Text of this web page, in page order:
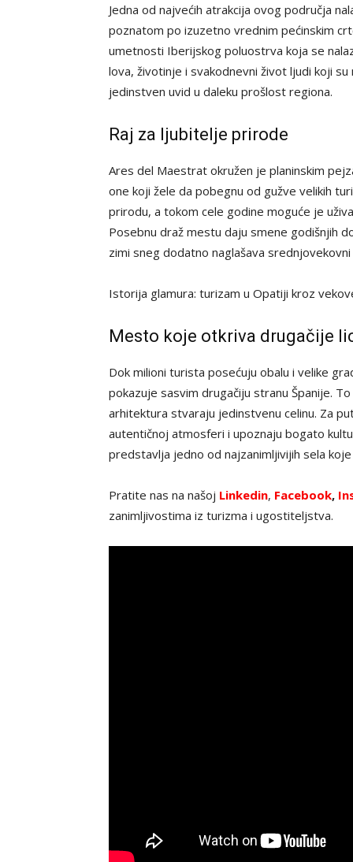
Jedna od najvećih atrakcija ovog područja
poznatom po izuzetno vrednim pećinskim
umetnosti Iberijskog poluostrva koja se
lova, životinje i svakodnevni život ljudi koji
jedinstven uvid u daleku prošlost regiona.
Raj za ljubitelje prirode
Ares del Maestrat okružen je planinskim
one koji žele da pobegnu od gužve velikih
prirodu, a tokom cele godine moguće je
Posebnu draž mestu daju smene godišnjih
zimi sneg dodatno naglašava
Istorija glamura: turizam u Opatiji kroz
Mesto koje otkriva drugačije
Dok milioni turista posećuju obalu i velike
pokazuje sasvim drugačiju stranu Španije.
arhitektura stvaraju jedinstvenu celinu. Za
autentičnoj atmosferi i upoznaju bogato
predstavlja jedno od najzanimljivijih sela
Pratite nas na našoj Linkedin, Facebook,
zanimljivostima iz turizma i ugostiteljstva.